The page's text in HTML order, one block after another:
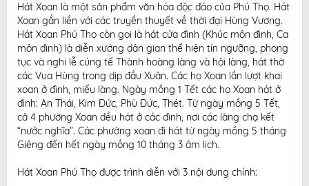
Hát Xoan là một sản phẩm văn hóa độc đáo của Phú Thọ. Hát
Xoan gắn liền với các truyền thuyết về thời đại Hùng Vương.
Hát Xoan Phú Thọ còn gọi là hát cửa đình (Khúc môn đình, Ca
môn đình) là diễn xướng dân gian thể hiện tín ngưỡng, phong
tục và nghi lễ cúng tế Thành hoàng làng và hội làng, hát thờ
các Vua Hùng trong dịp đầu Xuân. Các họ Xoan lần lượt khai
xoan ở đình, miếu làng. Ngày mồng 1 Tết các họ Xoan hát ở
đình: An Thái, Kim Đức, Phù Đức, Thét. Từ ngày mồng 5 Tết,
cả 4 phường Xoan đều hát ở các đình, nơi các làng chạ kết
“nước nghĩa”. Các phường xoan đi hát từ ngày mồng 5 tháng
Giêng đến hết ngày mồng 10 tháng 3 âm lịch.
Hát Xoan Phú Thọ được trình diễn với 3 nội dung chính: